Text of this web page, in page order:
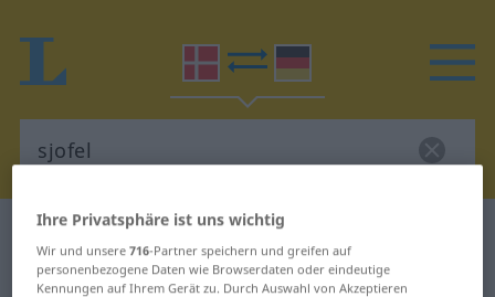
Dänisch-Deutsch Wörterbuch
Dänisch-Deutsch Übersetzung für
Ihre Privatsphäre ist uns wichtig
Wir und unsere716-Partner speichern und greifen auf
personenbezogene Daten wie Browserdaten oder eindeutige
Kennungen auf Ihrem Gerät zu. Durch Auswahl von Akzeptieren